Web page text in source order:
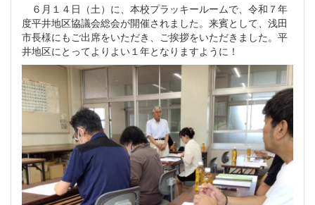
６月１４日（土）に、本校プラッキールームで、令和７年
度平井地区協議会総会が開催されました。来賓として、浅田
市長様にもご出席をいただき、ご挨拶をいただきました。平
井地区にとってよりよい１年となりますように！